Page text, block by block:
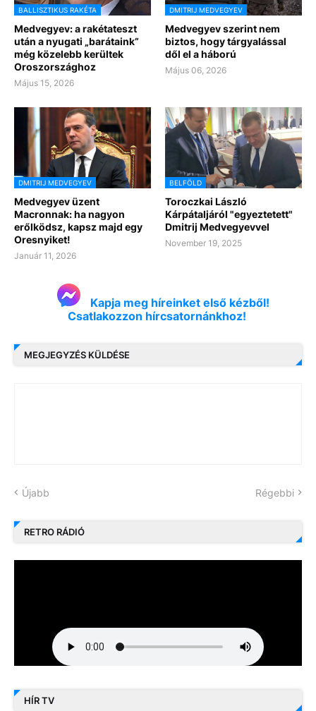
BALLISZTIKUS RAKÉTA
Medvegyev: a rakétateszt
után a nyugati „barátaink”
még közelebb kerültek
Oroszországhoz
Május 15, 2026
DMITRIJ MEDVEGYEV
Medvegyev szerint nem
biztos, hogy tárgyalással
dől el a háború
Május 06, 2026
DMITRIJ MEDVEGYEV
Medvegyev üzent
Macronnak: ha nagyon
erőlködsz, kapsz majd egy
Oresnyiket!
Január 11, 2026
BELFÖLD
Toroczkai László
Kárpátaljáról "egyeztetett"
Dmitrij Medvegyevvel
November 19, 2025
Kapja meg híreinket első kézből!
Csatlakozzon hírcsatornánkhoz!
MEGJEGYZÉS KÜLDÉSE
Újabb Régebbi
RETRO RÁDIÓ
HÍR TV